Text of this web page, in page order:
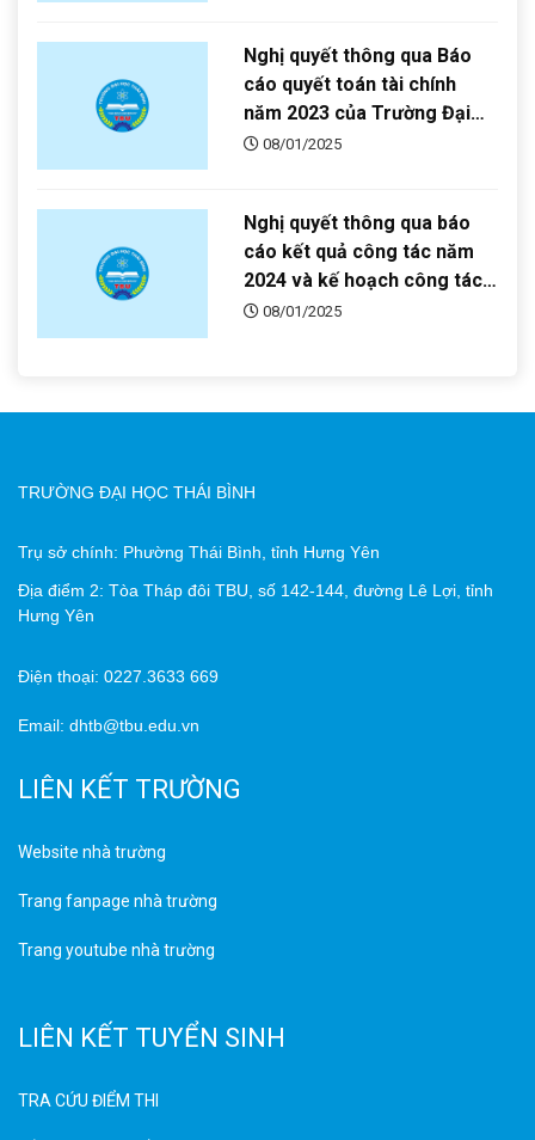
Nghị quyết thông qua Báo
cáo quyết toán tài chính
năm 2023 của Trường Đại
học Thái Bình
08/01/2025
Nghị quyết thông qua báo
cáo kết quả công tác năm
2024 và kế hoạch công tác
năm 2025 của Trường Đại
08/01/2025
TRƯỜNG ĐẠI HỌC THÁI BÌNH
Trụ sở chính: Phường Thái Bình, tỉnh Hưng Yên
Địa điểm 2: Tòa Tháp đôi TBU, số 142-144, đường Lê Lợi, tỉnh
Hưng Yên
Điện thoại: 0227.3633 669
Email: dhtb@tbu.edu.vn
LIÊN KẾT TRƯỜNG
Website nhà trường
Trang fanpage nhà trường
Trang youtube nhà trường
LIÊN KẾT TUYỂN SINH
TRA CỨU ĐIỂM THI